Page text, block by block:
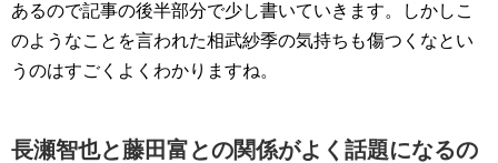
あるので記事の後半部分で少し書いていきます。しかしこ
のようなことを言われた相武紗季の気持ちも傷つくなとい
うのはすごくよくわかりますね。
長瀬智也と藤田富との関係がよく話題になるの